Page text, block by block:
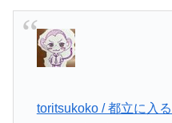
toritsukoko / 都立に入